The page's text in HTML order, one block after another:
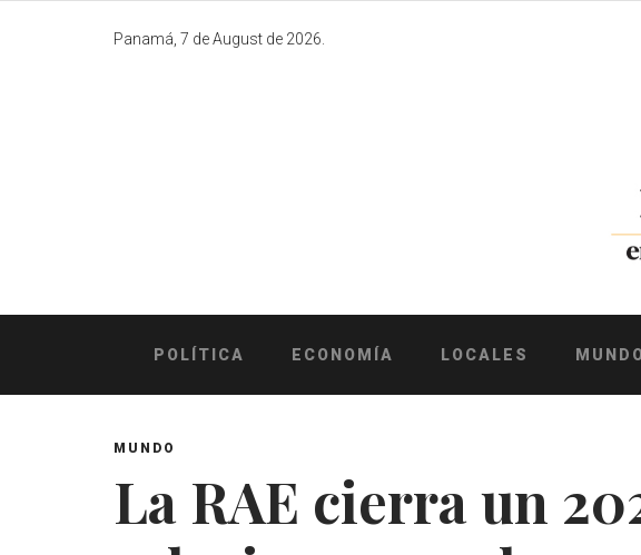
Panamá, 7 de August de 2026.
POLÍTICA ECONOMÍA LOCALES
MUNDO
La RAE cierra un